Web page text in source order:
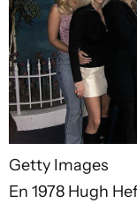
Getty Images
En 1978 Hugh